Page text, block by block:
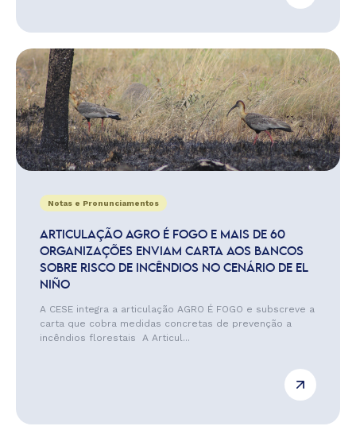
Notas e Pronunciamentos
ARTICULAÇÃO AGRO É FOGO E MAIS DE 60
ORGANIZAÇÕES ENVIAM CARTA AOS BANCOS
SOBRE RISCO DE INCÊNDIOS NO CENÁRIO DE EL
NIÑO
A CESE integra a articulação AGRO É FOGO e subscreve a
carta que cobra medidas concretas de prevenção a
incêndios florestais A Articul...